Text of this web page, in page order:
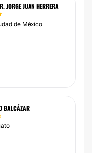
JORGE JUAN HERRERA
de México
BALCÁZAR